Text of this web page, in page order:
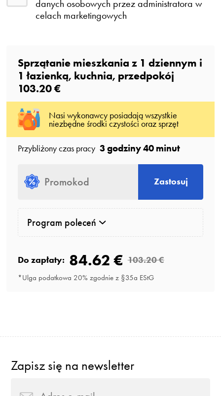
danych osobowych przez administratora w
celach marketingowych
Sprzątanie mieszkania z 1 dziennym i
1 łazienką, kuchnia, przedpokój
103.20 €
Nasi wykonawcy posiadają wszystkie
niezbędne środki czystości oraz sprzęt
Przybliżony czas pracy 3 godziny 40 minut
Zastosuj
Program poleceń
Do zapłaty: 84.62 € 103.20 €
*Ulga podatkowa 20% zgodnie z §35a EStG
Zapisz się na newsletter